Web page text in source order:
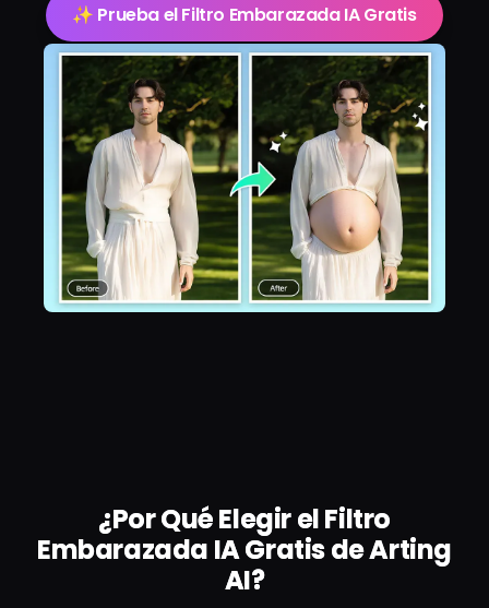
✨ Prueba el Filtro Embarazada IA Gratis
¿Por Qué Elegir el Filtro
Embarazada IA Gratis de Arting
AI?